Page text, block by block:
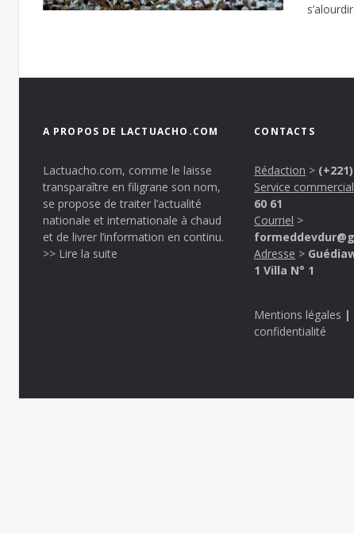
A PROPOS DE LACTUACHO.COM
Lactuacho.com, comme le laisse
transparaître en filigrane son nom,
se propose de traiter l’actualité
nationale et internationale à chaud
et de livrer l’information en continu.
>> Lire la suite
CONTACTS
Rédaction >
Service commercial
60 61
Courriel >
Adresse >
1 Villa N° 1
Mentions légales |
confidentialité